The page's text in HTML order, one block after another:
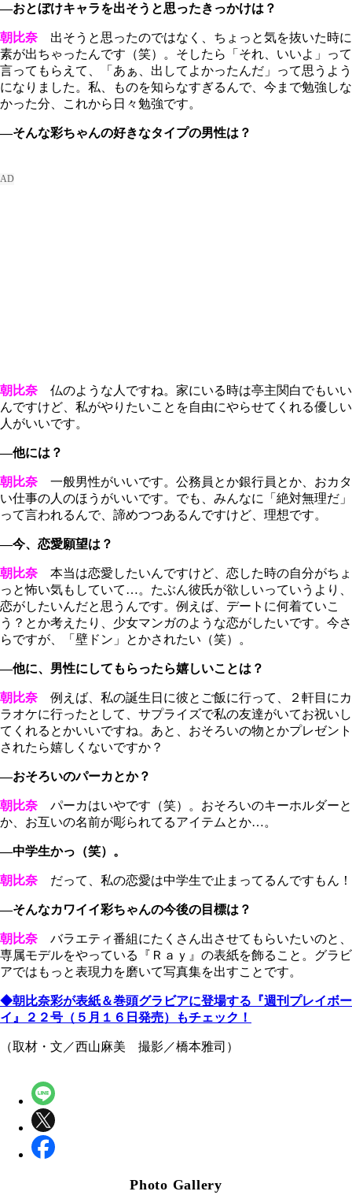
―おとぼけキャラを出そうと思ったきっかけは？
朝比奈 出そうと思ったのではなく、ちょっと気を抜いた時に
素が出ちゃったんです（笑）。そしたら「それ、いいよ」って
言ってもらえて、「あぁ、出してよかったんだ」って思うよう
になりました。私、ものを知らなすぎるんで、今まで勉強しな
かった分、これから日々勉強です。
―そんな彩ちゃんの好きなタイプの男性は？
朝比奈 仏のような人ですね。家にいる時は亭主関白でもいい
んですけど、私がやりたいことを自由にやらせてくれる優しい
人がいいです。
―他には？
朝比奈 一般男性がいいです。公務員とか銀行員とか、おカタ
い仕事の人のほうがいいです。でも、みんなに「絶対無理だ」
って言われるんで、諦めつつあるんですけど、理想です。
―今、恋愛願望は？
朝比奈 本当は恋愛したいんですけど、恋した時の自分がちょ
っと怖い気もしていて…。たぶん彼氏が欲しいっていうより、
恋がしたいんだと思うんです。例えば、デートに何着ていこ
う？とか考えたり、少女マンガのような恋がしたいです。今さ
らですが、「壁ドン」とかされたい（笑）。
―他に、男性にしてもらったら嬉しいことは？
朝比奈 例えば、私の誕生日に彼とご飯に行って、２軒目にカ
ラオケに行ったとして、サプライズで私の友達がいてお祝いし
てくれるとかいいですね。あと、おそろいの物とかプレゼント
されたら嬉しくないですか？
―おそろいのパーカとか？
朝比奈 パーカはいやです（笑）。おそろいのキーホルダーと
か、お互いの名前が彫られてるアイテムとか…。
―中学生かっ（笑）。
朝比奈 だって、私の恋愛は中学生で止まってるんですもん！
―そんなカワイイ彩ちゃんの今後の目標は？
朝比奈 バラエティ番組にたくさん出させてもらいたいのと、
専属モデルをやっている『Ｒａｙ』の表紙を飾ること。グラビ
アではもっと表現力を磨いて写真集を出すことです。
◆朝比奈彩が表紙＆巻頭グラビアに登場する 『週刊プレイボー
イ』２２号（５月１６日発売）もチェック！
（取材・文／西山麻美 撮影／橋本雅司）
Photo Gallery